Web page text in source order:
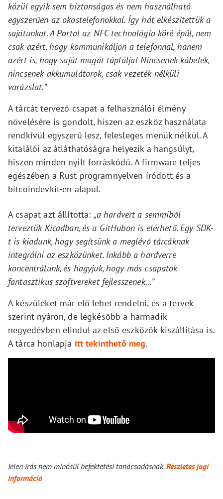
közül egyik sem biztonságos és nem használható
egyszerűen az okostelefonokkal. Így hát elkészítettük a
sajátunkat. A Portal az NFC technológia köré épül, nem
csak azért, hogy kommunikáljon a telefonnal, hanem
azért is, hogy saját magát táplálja! Nincsenek kábelek,
nincsenek akkumulátorok, csak vezeték nélküli
varázslat.”
A tárcát tervező csapat a felhasználói élmény
növelésére is gondolt, hiszen az eszköz használata
rendkívül egyszerű lesz, felesleges menük nélkül. A
kitalálói az átláthatóságra helyezik a hangsúlyt,
hiszen minden nyílt forráskódú. A firmware teljes
egészében a Rust programnyelven íródott és a
bitcoindevkit-en alapul.
A csapat azt állította: „a hardvert a semmiből
terveztük Kicadban, és a GitHubon is elérhető. Egy SDK-
t is kiadunk, hogy segítsünk a meglévő tárcáknak
integrálni az eszközünket. Inkább a hardverre
koncentrálunk, és hagyjuk, hogy más csapatok
fantasztikus szoftvereket fejlesszenek…”
A készüléket már elő lehet rendelni, és a tervek
szerint nyáron, de legkésőbb a harmadik
negyedévben elindul az első eszközök kiszállítása is.
A tárca honlapja itt tekinthető meg.
Jelen írás nem minősül befektetési tanácsadásnak.Részletes jogi
információ